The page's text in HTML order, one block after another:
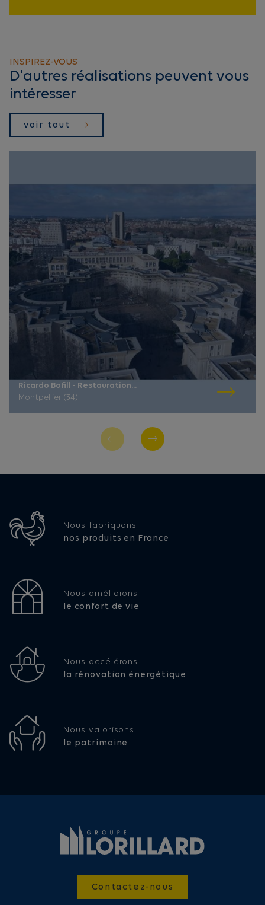
INSPIREZ-VOUS
D'autres réalisations peuvent vous
intéresser
voir tout
Ricardo Bofill - Restauration...
Montpellier (34)
Nous fabriquons
nos produits en France
Nous améliorons
le confort de vie
Nous accélérons
la rénovation énergétique
Nous valorisons
le patrimoine
Contactez-nous